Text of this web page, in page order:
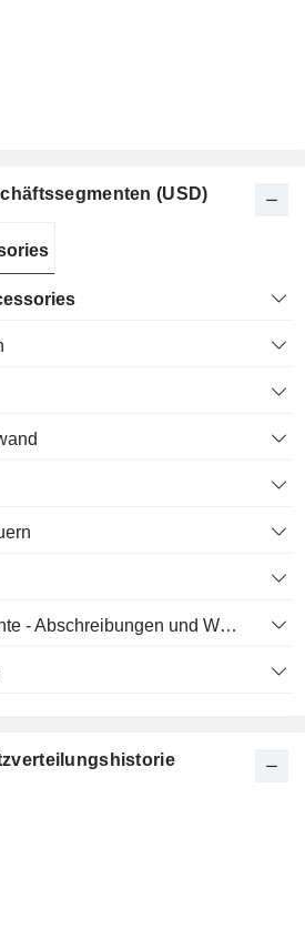
(USD)
Geschäftssegmente - Abschreibungen und Wertminderungen